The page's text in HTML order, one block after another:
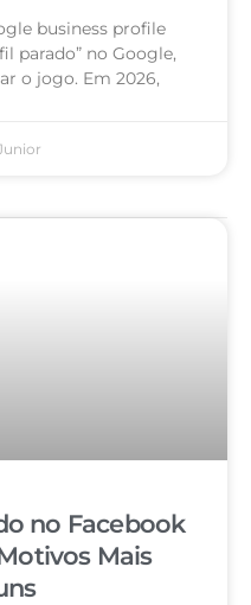
business profile
parado” no Google,
o jogo. Em 2026,
no Facebook
Mais